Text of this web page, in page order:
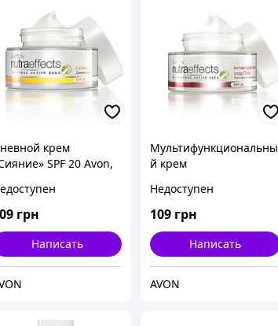
крем
SPF 20 Avon,
грн
Написать
Мультифункциональны
й крем
Плюс» SPF 20 Avon,
Эйвон, Ейвон
Недоступен
109 грн
Написать
AVON